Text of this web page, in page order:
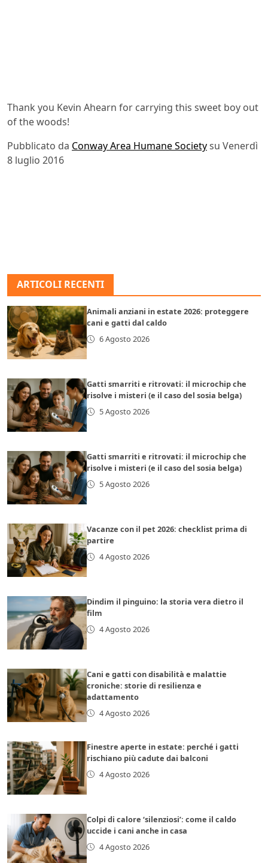
Thank you Kevin Ahearn for carrying this sweet boy out
of the woods!
Pubblicato da Conway Area Humane Societysu Venerdì
8 luglio 2016
ARTICOLI RECENTI
Animali anziani in estate 2026: proteggere
cani e gatti dal caldo
6 Agosto 2026
Gatti smarriti e ritrovati: il microchip che
risolve i misteri (e il caso del sosia belga)
5 Agosto 2026
Gatti smarriti e ritrovati: il microchip che
risolve i misteri (e il caso del sosia belga)
5 Agosto 2026
Vacanze con il pet 2026: checklist prima di
partire
4 Agosto 2026
Dindim il pinguino: la storia vera dietro il
film
4 Agosto 2026
Cani e gatti con disabilità e malattie
croniche: storie di resilienza e
adattamento
4 Agosto 2026
Finestre aperte in estate: perché i gatti
rischiano più cadute dai balconi
4 Agosto 2026
Colpi di calore ‘silenziosi’: come il caldo
uccide i cani anche in casa
4 Agosto 2026